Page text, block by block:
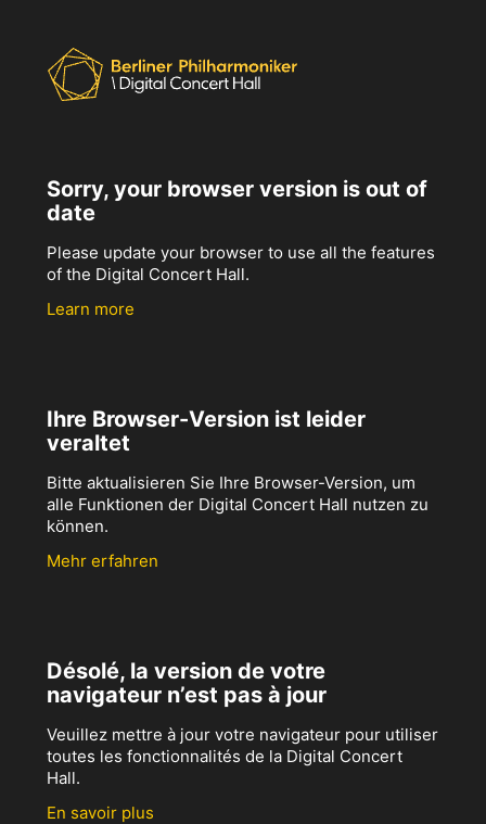
Sorry, your browser version is out of
date
Please update your browser to use all the features
of the Digital Concert Hall.
Learn more
Ihre Browser-Version ist leider
veraltet
Bitte aktualisieren Sie Ihre Browser-Version, um
alle Funktionen der Digital Concert Hall nutzen zu
können.
Mehr erfahren
Désolé, la version de votre
navigateur n’est pas à jour
Veuillez mettre à jour votre navigateur pour utiliser
toutes les fonctionnalités de la Digital Concert
Hall.
En savoir plus